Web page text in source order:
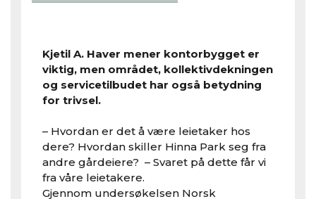
Kjetil A. Haver mener kontorbygget er
viktig, men området, kollektivdekningen
og servicetilbudet har også betydning
for trivsel.
– Hvordan er det å være leietaker hos
dere? Hvordan skiller Hinna Park seg fra
andre gårdeiere? – Svaret på dette får vi
fra våre leietakere.
Gjennom undersøkelsen Norsk